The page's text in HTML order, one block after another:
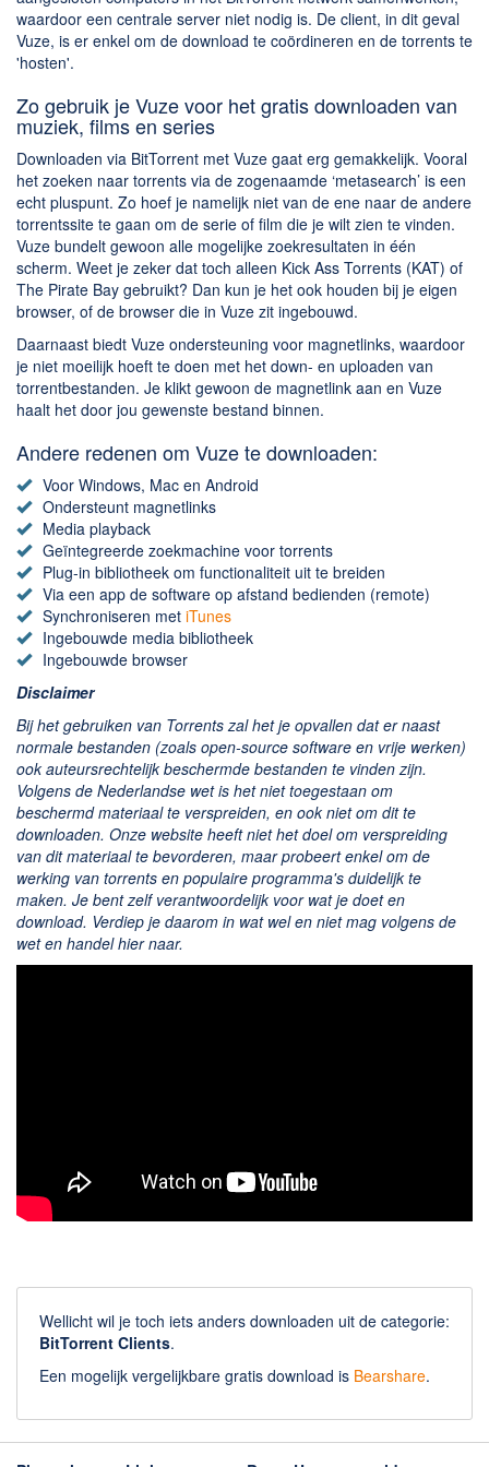
waardoor een centrale server niet nodig is. De client, in dit geval
Vuze, is er enkel om de download te coördineren en de torrents te
'hosten'.
Zo gebruik je Vuze voor het gratis downloaden van
muziek, films en series
Downloaden via BitTorrent met Vuze gaat erg gemakkelijk. Vooral
het zoeken naar torrents via de zogenaamde ‘metasearch’ is een
echt pluspunt. Zo hoef je namelijk niet van de ene naar de andere
torrentssite te gaan om de serie of film die je wilt zien te vinden.
Vuze bundelt gewoon alle mogelijke zoekresultaten in één
scherm. Weet je zeker dat toch alleen Kick Ass Torrents (KAT) of
The Pirate Bay gebruikt? Dan kun je het ook houden bij je eigen
browser, of de browser die in Vuze zit ingebouwd.
Daarnaast biedt Vuze ondersteuning voor magnetlinks, waardoor
je niet moeilijk hoeft te doen met het down- en uploaden van
torrentbestanden. Je klikt gewoon de magnetlink aan en Vuze
haalt het door jou gewenste bestand binnen.
Andere redenen om Vuze te downloaden:
Voor Windows, Mac en Android
Ondersteunt magnetlinks
Media playback
Geïntegreerde zoekmachine voor torrents
Plug-in bibliotheek om functionaliteit uit te breiden
Via een app de software op afstand bedienden (remote)
Synchroniseren met iTunes
Ingebouwde media bibliotheek
Ingebouwde browser
Disclaimer
Bij het gebruiken van Torrents zal het je opvallen dat er naast
normale bestanden (zoals open-source software en vrije werken)
ook auteursrechtelijk beschermde bestanden te vinden zijn.
Volgens de Nederlandse wet is het niet toegestaan om
beschermd materiaal te verspreiden, en ook niet om dit te
downloaden. Onze website heeft niet het doel om verspreiding
van dit materiaal te bevorderen, maar probeert enkel om de
werking van torrents en populaire programma's duidelijk te
maken. Je bent zelf verantwoordelijk voor wat je doet en
download. Verdiep je daarom in wat wel en niet mag volgens de
wet en handel hier naar.
Wellicht wil je toch iets anders downloaden uit de categorie:
BitTorrent Clients.
Een mogelijk vergelijkbare gratis download is Bearshare.